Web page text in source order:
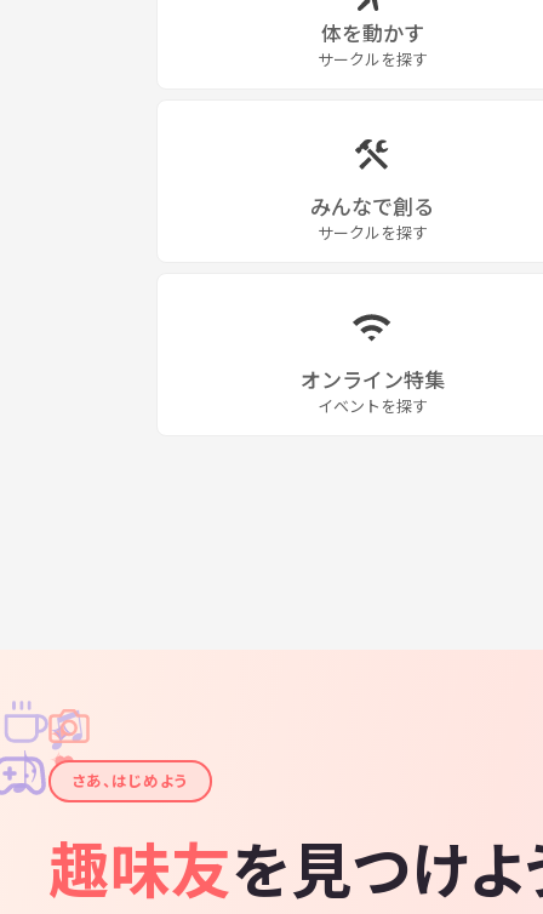
体を動かす
サークルを探す
みんなで創る
サークルを探す
オンライン特集
イベントを探す
✦
✦
✧
✧
♪
♫
さあ、はじめよう
趣味友を見つけよ